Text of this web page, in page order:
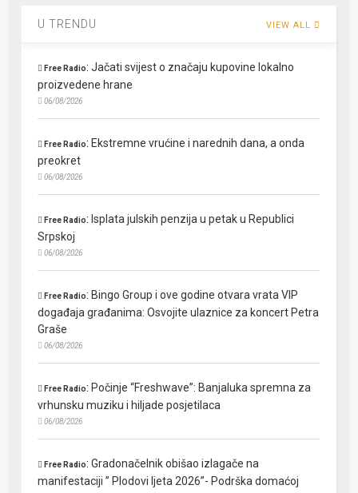
U TRENDU VIEW ALL
Free Radio:Jačati svijest o značaju kupovine lokalno
proizvedene hrane
06/08/2026
Free Radio: Ekstremne vrućine i narednih dana, a onda
preokret
06/08/2026
Free Radio: Isplata julskih penzija u petak u Republici
Srpskoj
06/08/2026
Free Radio: Bingo Group i ove godine otvara vrata VIP
događaja građanima: Osvojite ulaznice za koncert Petra
Graše
06/08/2026
Free Radio: Počinje “Freshwave”: Banjaluka spremna za
vrhunsku muziku i hiljade posjetilaca
06/08/2026
Free Radio:Gradonačelnik obišao izlagače na
manifestaciji ” Plodovi ljeta 2026”- Podrška domaćoj